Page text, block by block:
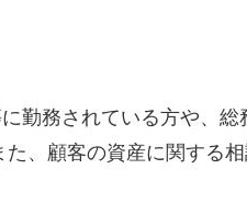
勤務されている方や、
、顧客の資産に関する